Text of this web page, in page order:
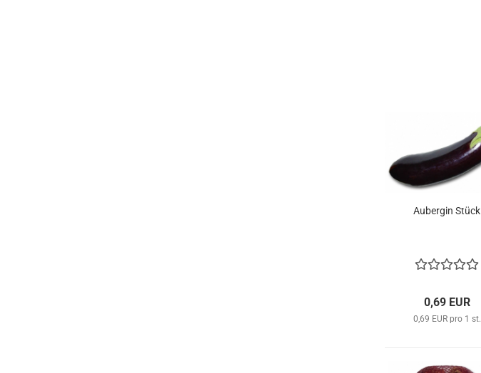
Au­ber­gin Stück
0,69 EUR
0,69 EUR pro 1 st.